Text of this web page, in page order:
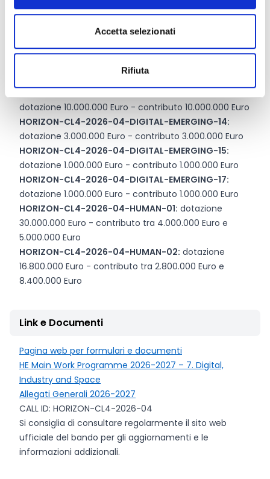
Accetta selezionati
Rifiuta
HORIZON-CL4-2026-04-DIGITAL-EMERGING-09:
HORIZON-CL4-2026-04-DIGITAL-EMERGING-11:
dotazione 2.000.000 Euro - contributo 500.000 Euro
HORIZON-CL4-2026-04-DIGITAL-EMERGING-12:
dotazione 10.000.000 Euro - contributo 10.000.000 Euro
HORIZON-CL4-2026-04-DIGITAL-EMERGING-14:
dotazione 3.000.000 Euro - contributo 3.000.000 Euro
HORIZON-CL4-2026-04-DIGITAL-EMERGING-15:
dotazione 1.000.000 Euro - contributo 1.000.000 Euro
HORIZON-CL4-2026-04-DIGITAL-EMERGING-17:
dotazione 1.000.000 Euro - contributo 1.000.000 Euro
HORIZON-CL4-2026-04-HUMAN-01: dotazione
30.000.000 Euro - contributo tra 4.000.000 Euro e
5.000.000 Euro
HORIZON-CL4-2026-04-HUMAN-02: dotazione
16.800.000 Euro - contributo tra 2.800.000 Euro e
8.400.000 Euro
Link e Documenti
Pagina web per formulari e documenti
HE Main Work Programme 2026-2027 – 7. Digital,
Industry and Space
Allegati Generali 2026-2027
CALL ID: HORIZON-CL4-2026-04
Si consiglia di consultare regolarmente il sito web
ufficiale del bando per gli aggiornamenti e le
informazioni addizionali.